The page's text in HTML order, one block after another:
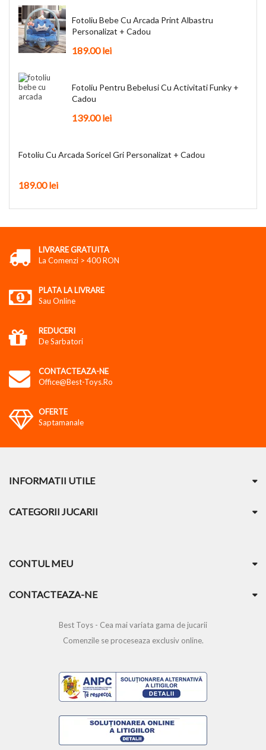
Fotoliu Bebe Cu Arcada Print Albastru
Personalizat + Cadou
189.00 lei
Fotoliu Pentru Bebelusi Cu Activitati Funky +
Cadou
139.00 lei
Fotoliu Cu Arcada Soricel Gri Personalizat + Cadou
189.00 lei
LIVRARE GRATUITA
La Comenzi > 400 RON
PLATA LA LIVRARE
Sau Online
REDUCERI
De Sarbatori
CONTACTEAZA-NE
Office@best-Toys.ro
OFERTE
Saptamanale
INFORMATII UTILE
CATEGORII JUCARII
CONTUL MEU
CONTACTEAZA-NE
Best Toys - Cea mai variata gama de jucarii
Comenzile se proceseaza exclusiv online.